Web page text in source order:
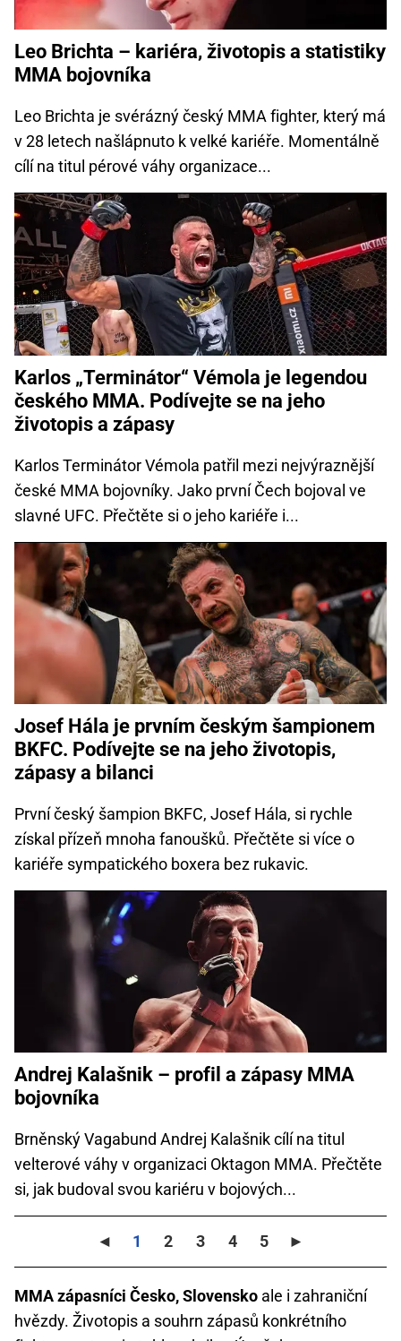
Leo Brichta – kariéra, životopis a statistiky
MMA bojovníka
Leo Brichta je svérázný český MMA fighter, který má
v 28 letech našlápnuto k velké kariéře. Momentálně
cílí na titul pérové váhy organizace...
Karlos „Terminátor“ Vémola je legendou
českého MMA. Podívejte se na jeho
životopis a zápasy
Karlos Terminátor Vémola patřil mezi nejvýraznější
české MMA bojovníky. Jako první Čech bojoval ve
slavné UFC. Přečtěte si o jeho kariéře i...
Josef Hála je prvním českým šampionem
BKFC. Podívejte se na jeho životopis,
zápasy a bilanci
První český šampion BKFC, Josef Hála, si rychle
získal přízeň mnoha fanoušků. Přečtěte si více o
kariéře sympatického boxera bez rukavic.
Andrej Kalašnik – profil a zápasy MMA
bojovníka
Brněnský Vagabund Andrej Kalašnik cílí na titul
velterové váhy v organizaci Oktagon MMA. Přečtěte
si, jak budoval svou kariéru v bojových...
◄ 1 2 3 4 5 ►
MMA zápasníci Česko, Slovensko ale i zahraniční
hvězdy. Životopis a souhrn zápasů konkrétního